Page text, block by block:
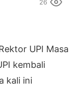
26
UPI Masa
kembali
kali ini